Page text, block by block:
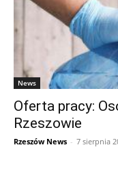
News
Oferta pracy:
Rzeszowie
Rzeszów News - 7 sierpnia